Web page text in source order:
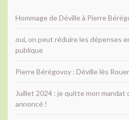
Hommage de Déville à Pierre
oui, on peut réduire les dépenses
publique
Pierre Bérégovoy : Déville lès
Juillet 2024 : je quitte mon mandat
annoncé !